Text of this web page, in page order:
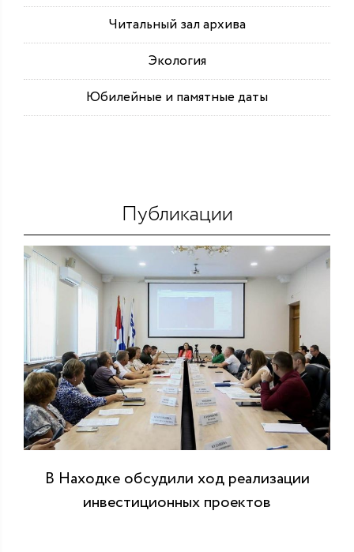
Читальный зал архива
Экология
Юбилейные и памятные даты
Публикации
В Находке обсудили ход реализации
инвестиционных проектов